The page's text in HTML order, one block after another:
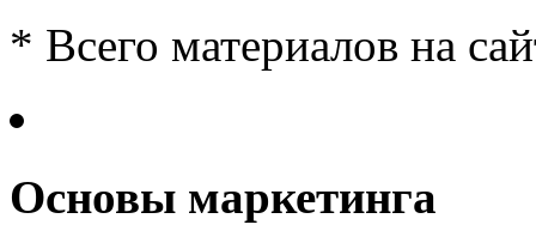
* Всего материалов на
Основы маркетинга